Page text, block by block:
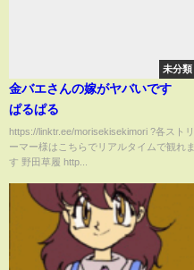
未分類
金バエさんの嫁がヤバいです
ぱるぱる
https://linktr.ee/morisekisekimori ?各ストリ
ーマー様はこちらでリアルタイムで観れま
す 野田草履 http...